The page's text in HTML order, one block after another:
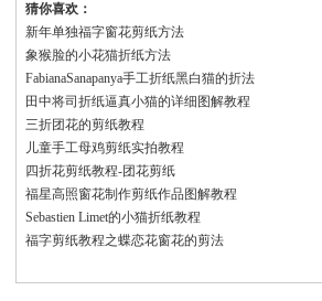
猜你喜欢：
新年单独福字窗花剪纸方法
象猴脸的小花猫折纸方法
FabianaSanapanya手工折纸黑白猫的折法
田中将司折纸逼真小猫的详细图解教程
三折团花的剪纸教程
儿童手工母鸡剪纸实拍教程
四折花剪纸教程-团花剪纸
福星高照窗花制作剪纸作品图解教程
Sebastien Limet的小猫折纸教程
福字剪纸教程之蝶恋花窗花的剪法